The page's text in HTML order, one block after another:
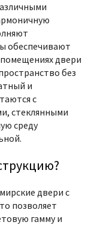
обеспечивают
двери
без
и
с
стеклянными
среду
двери с
позволяет
гамму и